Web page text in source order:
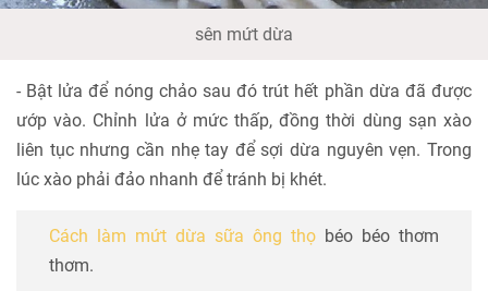
sên mứt dừa
- Bật lửa để nóng chảo sau đó trút hết phần dừa đã được
ướp vào. Chỉnh lửa ở mức thấp, đồng thời dùng sạn xào
liên tục nhưng cần nhẹ tay để sợi dừa nguyên vẹn. Trong
lúc xào phải đảo nhanh để tránh bị khét.
Cách làm mứt dừa sữa ông thọ béo béo thơm
thơm.